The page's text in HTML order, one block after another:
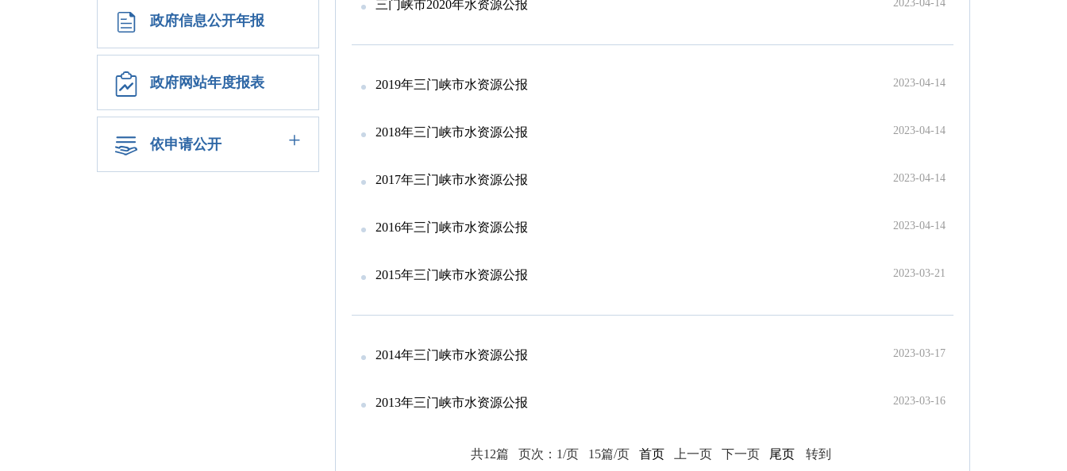
政府信息公开年报
政府网站年度报表
依申请公开 +
三门峡市2020年水资源公报 2023-04-14
2019年三门峡市水资源公报 2023-04-14
2018年三门峡市水资源公报 2023-04-14
2017年三门峡市水资源公报 2023-04-14
2016年三门峡市水资源公报 2023-04-14
2015年三门峡市水资源公报 2023-03-21
2014年三门峡市水资源公报 2023-03-17
2013年三门峡市水资源公报 2023-03-16
共12篇 页次：1/页 15篇/页 首页 上一页 下一页 尾页 转到